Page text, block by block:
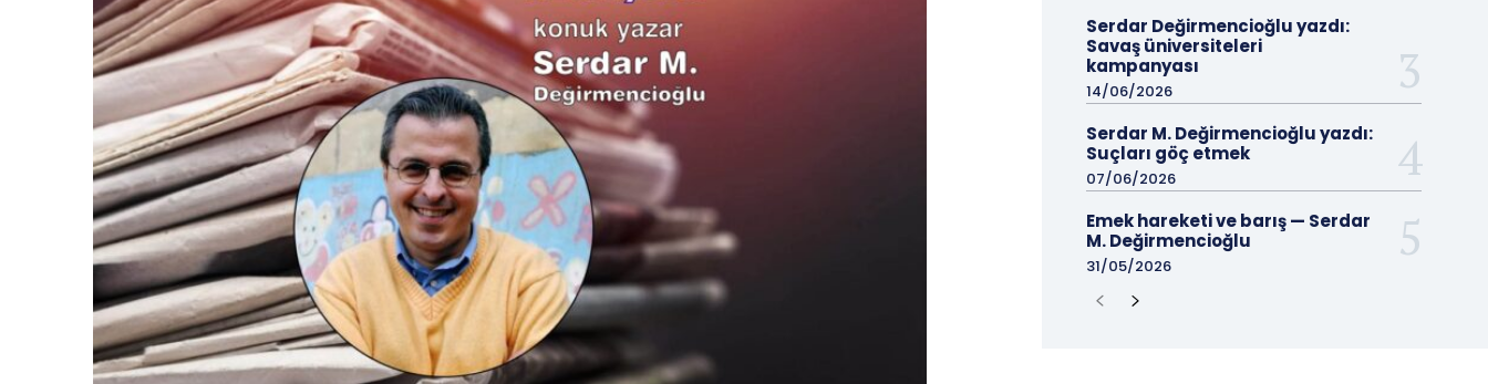
Serdar Değirmencioğlu yazdı:
Savaş üniversiteleri
kampanyası
14/06/2026
Serdar M. Değirmencioğlu yazdı:
Suçları göç etmek
07/06/2026
Emek hareketi ve barış — Serdar
M. Değirmencioğlu
31/05/2026